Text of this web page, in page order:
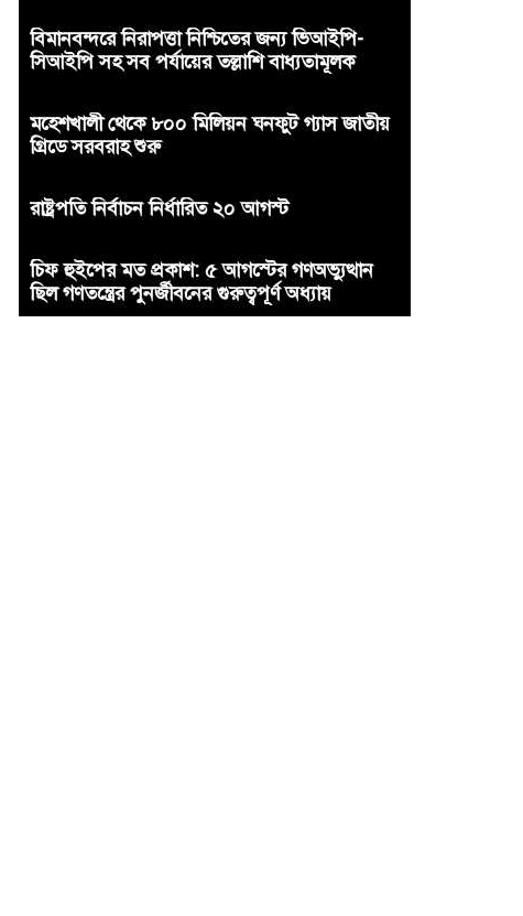
বিমানবন্দরে নিরাপত্তা নিশ্চিতের জন্য ভিআইপি-
সিআইপি সহ সব পর্যায়ের তল্লাশি বাধ্যতামূলক
মহেশখালী থেকে ৮০০ মিলিয়ন ঘনফুট গ্যাস জাতীয়
গ্রিডে সরবরাহ শুরু
রাষ্ট্রপতি নির্বাচন নির্ধারিত ২০ আগস্ট
চিফ হুইপের মত প্রকাশ: ৫ আগস্টের গণঅভ্যুত্থান
ছিল গণতন্ত্রের পুনর্জীবনের গুরুত্বপূর্ণ অধ্যায়